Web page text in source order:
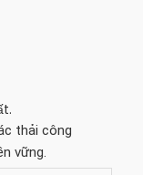
thải công
vững.